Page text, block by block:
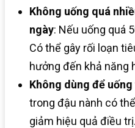
Không uống quá
ngày: Nếu uống quá
Có thể gây rối loạn
hưởng đến khả năng
Không dùng để
trong đậu nành có
giảm hiệu quả điều trị.